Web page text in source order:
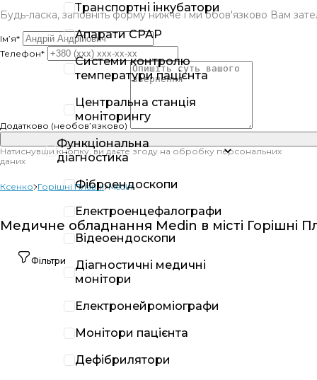
Будь-ласка, заповніть форму нижче і ми обов'язково Вам
Ім’я*
Телефон*
Додатково (необов’язково)
Натиснувши кнопку, ви даєте згоду на обробку персональних
даних
Ксенко Горішні Плавні Medin
Медичне обладнання Medin в місті Горішні
Фільтри
Транспортні інкубатори
Апарати CPAP
Системи контролю
температури пацієнта
Центральна станція
моніторингу
Функціональна
діагностика
Фіброендоскопи
Електроенцефалографи
Відеоендоскопи
Діагностичні медичні
монітори
Електронейроміографи
Монітори пацієнта
Дефібрилятори